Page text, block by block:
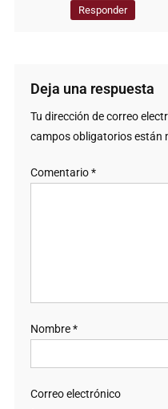
Responder
Deja una respuesta
Tu dirección de correo
campos obligatorios están
Comentario*
Nombre*
Correo electrónico